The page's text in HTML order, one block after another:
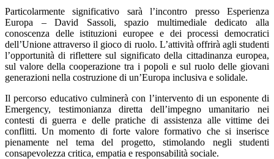
Particolarmente significativo sarà l’incontro presso Esperienza
Europa – David Sassoli, spazio multimediale dedicato alla
conoscenza delle istituzioni europee e dei processi democratici
dell’Unione attraverso il gioco di ruolo. L’attività offrirà agli studenti
l’opportunità di riflettere sul significato della cittadinanza europea,
sul valore della cooperazione tra i popoli e sul ruolo delle giovani
generazioni nella costruzione di un’Europa inclusiva e solidale.
Il percorso educativo culminerà con l’intervento di un esponente di
Emergency, testimonianza diretta dell’impegno umanitario nei
contesti di guerra e delle pratiche di assistenza alle vittime dei
conflitti. Un momento di forte valore formativo che si inserisce
pienamente nel tema del progetto, stimolando negli studenti
consapevolezza critica, empatia e responsabilità sociale.